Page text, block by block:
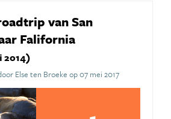
van San
Falifornia
2014)
Else ten Broeke op 07 mei 2017